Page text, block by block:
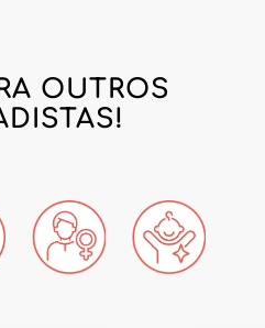
OUTROS